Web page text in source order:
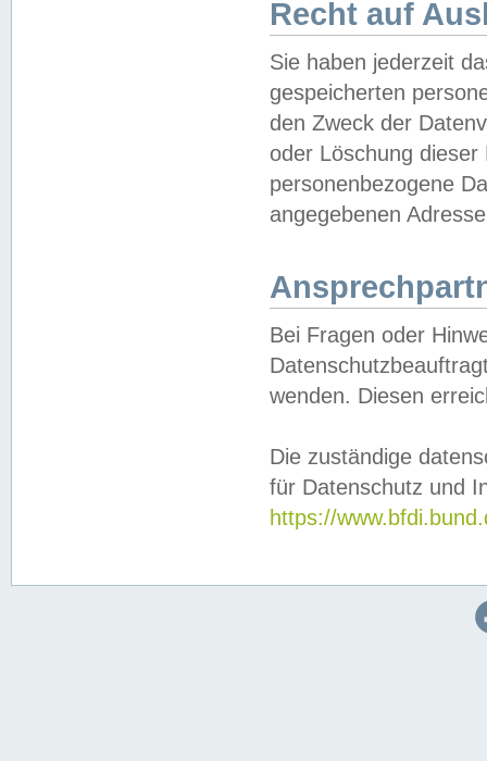
Recht auf
Sie haben jederzeit
gespeicherten
den Zweck der
oder Löschung
personenbezogene
angegebenen
Bei Fragen oder
wenden. Diesen
Die zuständige
für Datenschutz und
https://